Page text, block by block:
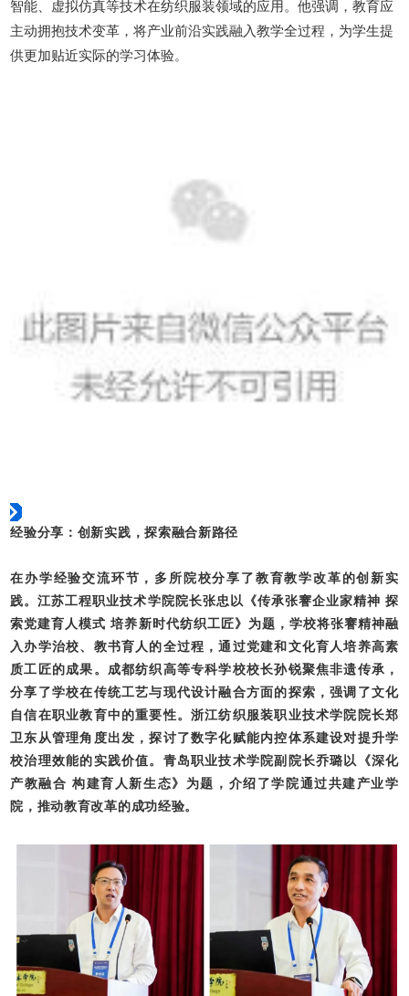
智能、虚拟仿真等技术在纺织服装领域的应用。他强调，教育应
主动拥抱技术变革，将产业前沿实践融入教学全过程，为学生提
供更加贴近实际的学习体验。
经验分享：创新实践，探索融合新路径
在办学经验交流环节，多所院校分享了教育教学改革的创新实
践。江苏工程职业技术学院院长张忠以《传承张謇企业家精神 探
索党建育人模式 培养新时代纺织工匠》为题，学校将张謇精神融
入办学治校、教书育人的全过程，通过党建和文化育人培养高素
质工匠的成果。成都纺织高等专科学校校长孙锐聚焦非遗传承，
分享了学校在传统工艺与现代设计融合方面的探索，强调了文化
自信在职业教育中的重要性。浙江纺织服装职业技术学院院长郑
卫东从管理角度出发，探讨了数字化赋能内控体系建设对提升学
校治理效能的实践价值。青岛职业技术学院副院长乔璐以《深化
产教融合 构建育人新生态》为题，介绍了学院通过共建产业学
院，推动教育改革的成功经验。